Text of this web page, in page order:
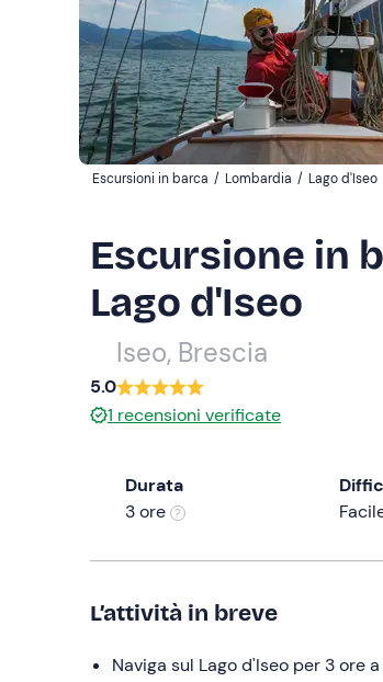
Escursioni in barca / Lombardia / Lago d'Iseo
Escursione in
Lago d'Iseo
Iseo, Brescia
5.0
1 recensioni verificate
Durata
3 ore
L’attività in breve
Naviga sul Lago d'Iseo per 3 ore